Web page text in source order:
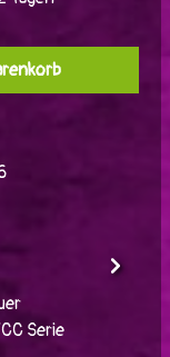
Wert
Serie